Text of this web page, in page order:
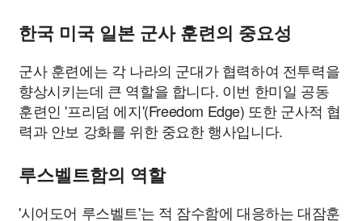
한국 미국 일본 군사 훈련의 중요성
군사 훈련에는 각 나라의 군대가 협력하여 전투력을
향상시키는데 큰 역할을 합니다. 이번 한미일 공동
훈련인 '프리덤 에지'(Freedom Edge) 또한 군사적 협
력과 안보 강화를 위한 중요한 행사입니다.
루스벨트함의 역할
'시어도어 루스벨트'는 적 잠수함에 대응하는 대잠훈